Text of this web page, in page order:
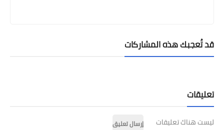
قد تُعجبك هذه المشاركات
تعليقات
ليست هناك تعليقات
إرسال تعليق